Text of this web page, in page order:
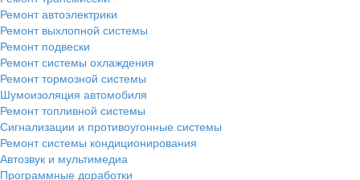
Ремонт автоэлектрики
Ремонт выхлопной системы
Ремонт подвески
Ремонт системы охлаждения
Ремонт тормозной системы
Шумоизоляция автомобиля
Ремонт топливной системы
Сигнализации и противоугонные системы
Ремонт системы кондиционирования
Автозвук и мультимедиа
Программные доработки